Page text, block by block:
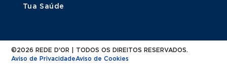
Tua Saúde
©2026 REDE D'OR | TODOS OS DIREITOS RESERVADOS.
Aviso de PrivacidadeAviso de Cookies